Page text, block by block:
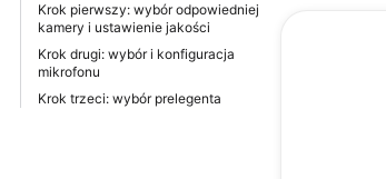
Krok pierwszy: wybór odpowiedniej
kamery i ustawienie jakości
Krok drugi: wybór i konfiguracja
mikrofonu
Krok trzeci: wybór prelegenta